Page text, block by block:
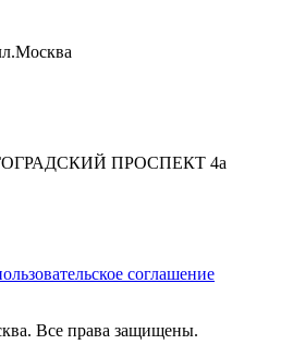
ПРОСПЕКТ 4а
соглашение
Все права защищены.